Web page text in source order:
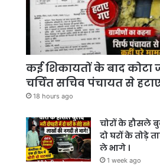
कई शिकायतों के बाद
चर्चित सचिव पंचायत से
18 hours ago
चोरों के हौसले
दो घरों के तोड़े
ले भागे ।
1 week ago